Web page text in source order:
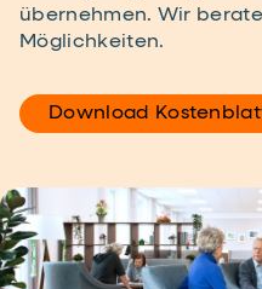
übernehmen. Wir
Möglichkeiten.
Download